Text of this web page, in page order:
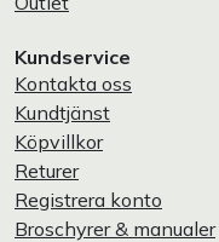
Kundservice
Kontakta oss
Kundtjänst
Köpvillkor
Returer
Registrera konto
Broschyrer & manualer